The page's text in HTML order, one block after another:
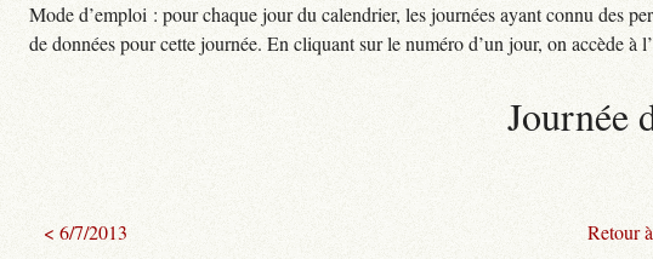
Mode d’emploi : pour chaque jour du calendrier, les journées ayant connu des
de données pour cette journée. En cliquant sur le numéro d’un jour, on accède à
Journée
< 6/7/2013 Retour